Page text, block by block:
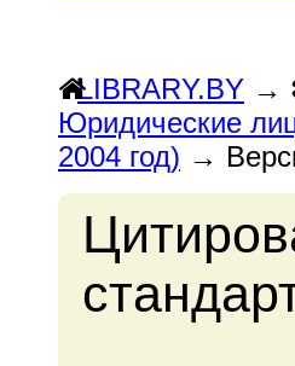
LIBRARY.BY →
Юридические
2004 год) →